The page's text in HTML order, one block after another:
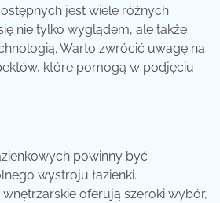
jest wiele różnych
nie tylko wyglądem, ale także
Warto zwrócić uwagę na
które pomogą w podjęciu
powinny być
wystroju łazienki.
oferują szeroki wybór,